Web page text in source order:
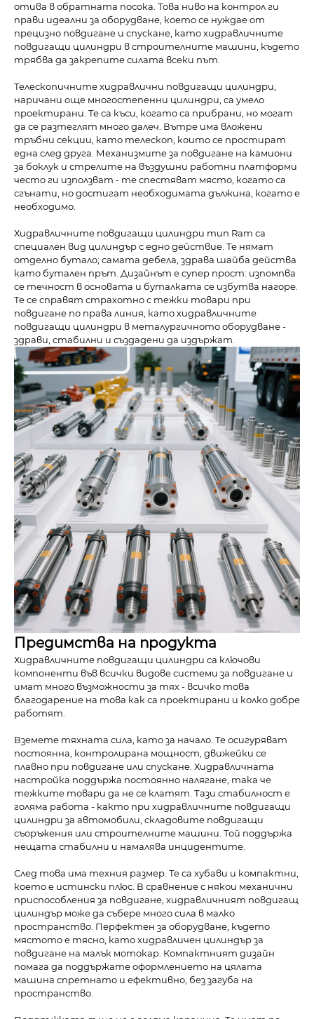
отива в обратната посока. Това ниво на контрол ги
прави идеални за оборудване, което се нуждае от
прецизно повдигане и спускане, като хидравличните
повдигащи цилиндри в строителните машини, където
трябва да закрепите силата всеки път.
Телескопичните хидравлични повдигащи цилиндри,
наричани още многостепенни цилиндри, са умело
проектирани. Те са къси, когато са прибрани, но могат
да се разтеглят много далеч. Вътре има вложени
тръбни секции, като телескоп, които се простират
една след друга. Механизмите за повдигане на камиони
за боклук и стрелите на въздушни работни платформи
често ги използват - те спестяват място, когато са
сгънати, но достигат необходимата дължина, когато е
необходимо.
Хидравличните повдигащи цилиндри тип Ram са
специален вид цилиндър с едно действие. Те нямат
отделно бутало; самата дебела, здрава шайба действа
като бутален прът. Дизайнът е супер прост: изпомпва
се течност в основата и буталката се избутва нагоре.
Те се справят страхотно с тежки товари при
повдигане по права линия, като хидравличните
повдигащи цилиндри в металургичното оборудване -
здрави, стабилни и създадени да издържат.
Предимства на продукта
Хидравличните повдигащи цилиндри са ключови
компоненти във всички видове системи за повдигане и
имат много възможности за тях - всичко това
благодарение на това как са проектирани и колко добре
работят.
Вземете тяхната сила, като за начало. Те осигуряват
постоянна, контролирана мощност, движейки се
плавно при повдигане или спускане. Хидравличната
настройка поддържа постоянно налягане, така че
тежките товари да не се клатят. Тази стабилност е
голяма работа - както при хидравличните повдигащи
цилиндри за автомобили, складовите повдигащи
съоръжения или строителните машини. Той поддържа
нещата стабилни и намалява инцидентите.
След това има техния размер. Те са хубави и компактни,
което е истински плюс. В сравнение с някои механични
приспособления за повдигане, хидравличният повдигащ
цилиндър може да събере много сила в малко
пространство. Перфектен за оборудване, където
мястото е тясно, като хидравличен цилиндър за
повдигане на малък мотокар. Компактният дизайн
помага да поддържате оформлението на цялата
машина спретнато и ефективно, без загуба на
пространство.